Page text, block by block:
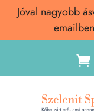
Jóval nagyobb